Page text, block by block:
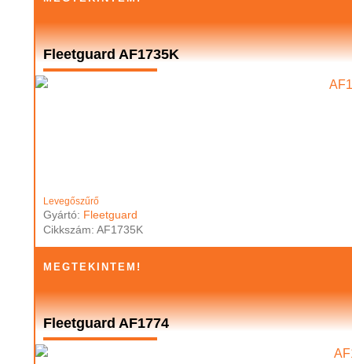
Fleetguard AF1735K
Levegőszűrő
Gyártó: Fleetguard
Cikkszám: AF1735K
MEGTEKINTEM!
Fleetguard AF1774